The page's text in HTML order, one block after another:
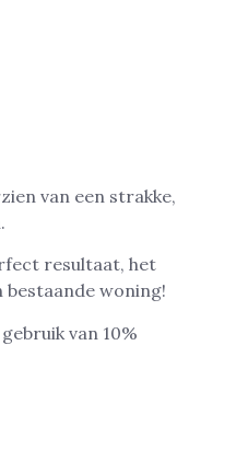
van een strakke,
resultaat, het
woning!
van 10%